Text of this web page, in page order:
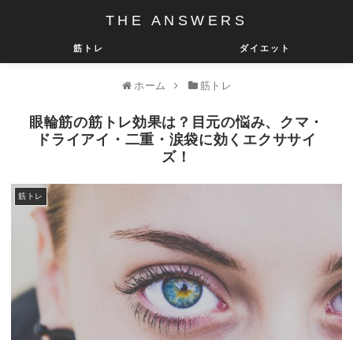
THE ANSWERS
筋トレ ダイエット
ホーム 筋トレ
眼輪筋の筋トレ効果は？目元の悩み、クマ・
ドライアイ・二重・涙袋に効くエクササイ
ズ！
筋トレ